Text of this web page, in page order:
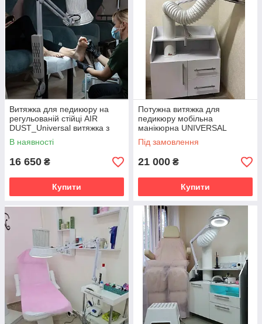
Витяжка для педикюру на
регульованій стійці AIR
DUST_Universal витяжка з
педикюрною лампою
мобільна потужна
В наявності
16 650 ₴
Купити
Потужна витяжка для
педикюру мобільна
манікюрна UNIVERSAL
витяжка для манікюру
професійна педикюрна
Під замовлення
21 000 ₴
Купити